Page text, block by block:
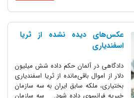
عکس‌های دیده نشده از ثریا
اسفندیاری
دادگاهی در آلمان حکم داده شش میلیون
دلار از اموال باقی‌مانده از ثریا اسفندیاری
بختیاری، ملکه سابق ایران به سه سازمان
خیریه فرانسوی داده شود. سه سازمان